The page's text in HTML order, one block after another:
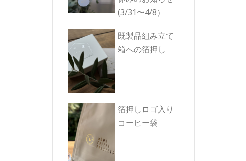
(3/31〜4/8）
既製品組み立て
箱への箔押し
箔押しロゴ入り
コーヒー袋